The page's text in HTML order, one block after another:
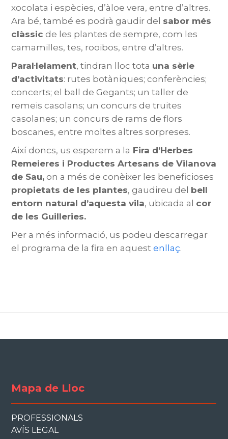
xocolata i espècies, d’àloe vera, entre d’altres.
Ara bé, també es podrà gaudir del sabor més
clàssic de les plantes de sempre, com les
camamilles, tes, rooibos, entre d’altres.
Paral·lelament, tindran lloc tota una sèrie
d’activitats: rutes botàniques; conferències;
concerts; el ball de Gegants; un taller de
remeis casolans; un concurs de truites
casolanes; un concurs de rams de flors
boscanes, entre moltes altres sorpreses.
Així doncs, us esperem a la Fira d’Herbes
Remeieres i Productes Artesans de Vilanova
de Sau, on a més de conèixer les beneficioses
propietats de les plantes, gaudireu del bell
entorn natural d’aquesta vila, ubicada al cor
de les Guilleries.
Per a més informació, us podeu descarregar
el programa de la fira en aquest enllaç.
Mapa de Lloc
PROFESSIONALS
AVÍS LEGAL